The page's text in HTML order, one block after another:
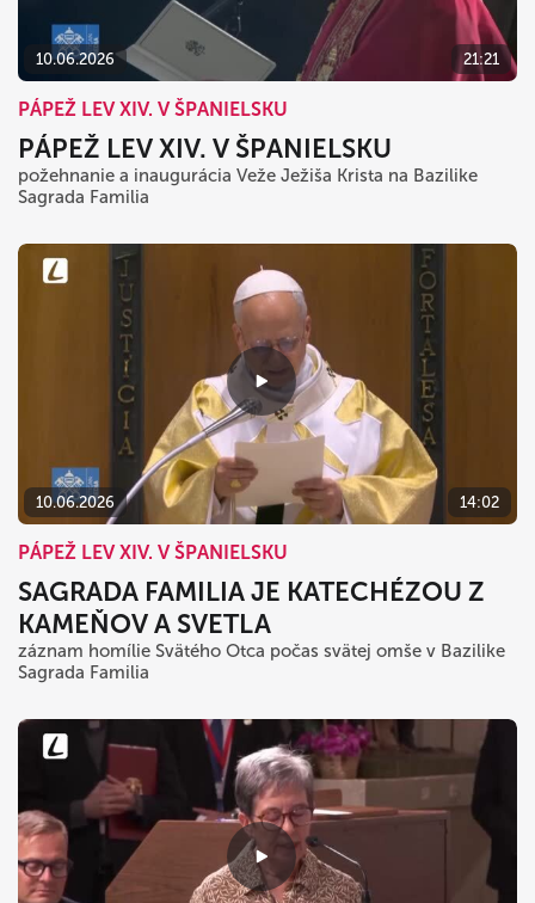
10.06.2026 21:21
PÁPEŽ LEV XIV. V ŠPANIELSKU
PÁPEŽ LEV XIV. V ŠPANIELSKU
požehnanie a inaugurácia Veže Ježiša Krista na Bazilike
Sagrada Familia
10.06.2026 14:02
PÁPEŽ LEV XIV. V ŠPANIELSKU
SAGRADA FAMILIA JE KATECHÉZOU Z
KAMEŇOV A SVETLA
záznam homílie Svätého Otca počas svätej omše v Bazilike
Sagrada Familia